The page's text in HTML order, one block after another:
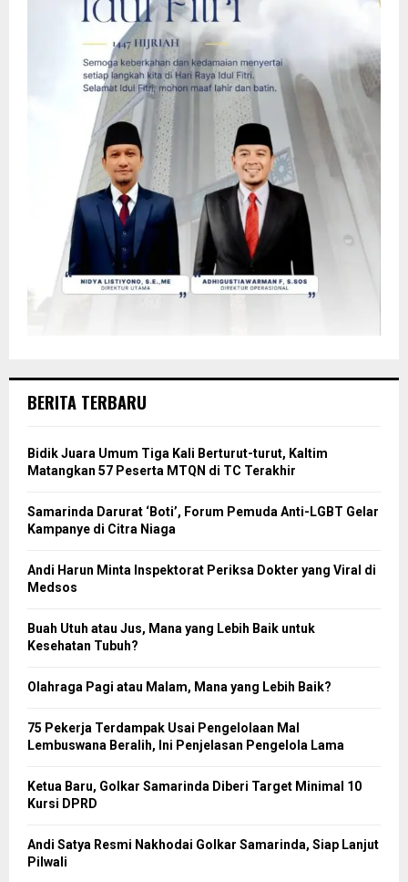
BERITA TERBARU
Bidik Juara Umum Tiga Kali Berturut-turut, Kaltim
Matangkan 57 Peserta MTQN di TC Terakhir
Samarinda Darurat ‘Boti’, Forum Pemuda Anti-LGBT Gelar
Kampanye di Citra Niaga
Andi Harun Minta Inspektorat Periksa Dokter yang Viral di
Medsos
Buah Utuh atau Jus, Mana yang Lebih Baik untuk
Kesehatan Tubuh?
Olahraga Pagi atau Malam, Mana yang Lebih Baik?
75 Pekerja Terdampak Usai Pengelolaan Mal
Lembuswana Beralih, Ini Penjelasan Pengelola Lama
Ketua Baru, Golkar Samarinda Diberi Target Minimal 10
Kursi DPRD
Andi Satya Resmi Nakhodai Golkar Samarinda, Siap Lanjut
Pilwali